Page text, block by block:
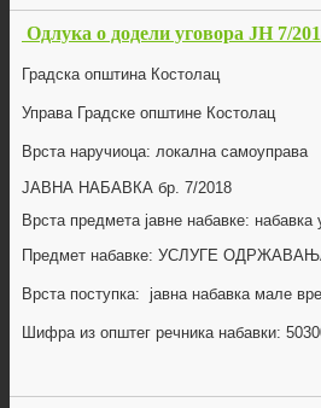
Одлука о додели уговора ЈН 7/
Градска општина Костолац
Управа Градске општине Костолац
Врста наручиоца: локална самоуправа
ЈАВНА НАБАВКА бр. 7/2018
Врста предмета јавне набавке: набавка
Предмет набавке: УСЛУГЕ
Врста поступка: јавна набавка мале
Шифра из општег речника набавки: